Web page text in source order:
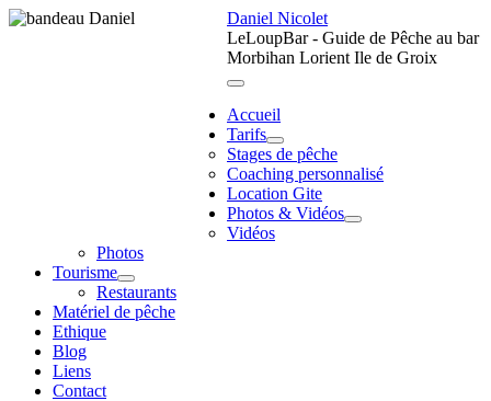
Daniel Nicolet
LeLoupBar - Guide de Pêche au bar
Morbihan Lorient Ile de Groix
Accueil
Tarifs
Stages de pêche
Coaching personnalisé
Location Gite
Photos & Vidéos
Vidéos
Photos
Tourisme
Restaurants
Matériel de pêche
Ethique
Blog
Liens
Contact